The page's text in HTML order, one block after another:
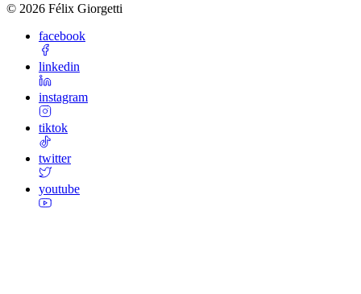
© 2026 Félix Giorgetti
facebook
linkedin
instagram
tiktok
twitter
youtube